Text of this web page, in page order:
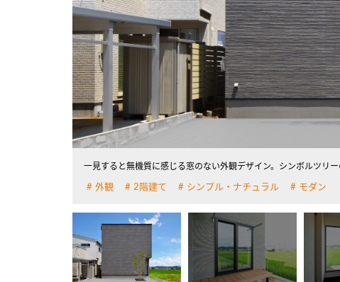
一見すると無機質に感じる窓のない外観デザイン。シンボルツリ
外観 2階建て シンプル・ナチュラル モダン